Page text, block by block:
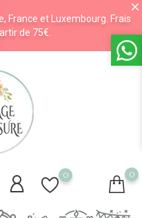
France et Luxembourg. Frais
de 75€.
0 0